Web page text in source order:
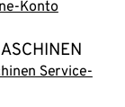
Konto
Service-